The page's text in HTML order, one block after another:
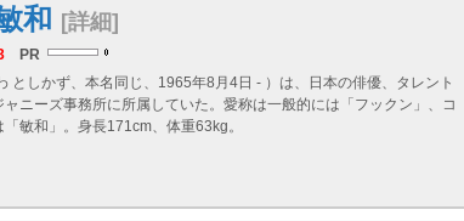
和 [詳細]
PR
としかず、本名同じ、1965年8月4日 - ）は、日本の俳優、タレント
ニーズ事務所に所属していた。愛称は一般的には「フックン」、コ
敏和」。身長171cm、体重63kg。